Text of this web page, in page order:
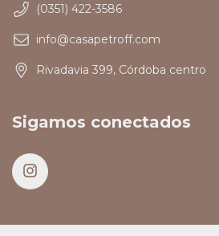
(0351) 422-3586
info@casapetroff.com
Rivadavia 399, Córdoba centro
Sigamos conectados